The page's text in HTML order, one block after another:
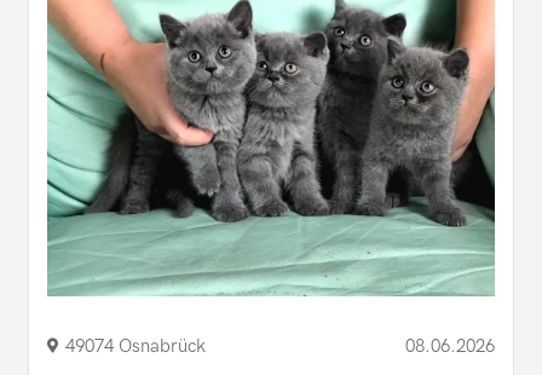
49074 Osnabrück 08.06.2026